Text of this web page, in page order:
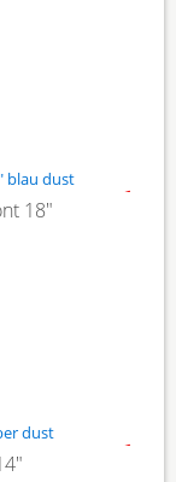
18"